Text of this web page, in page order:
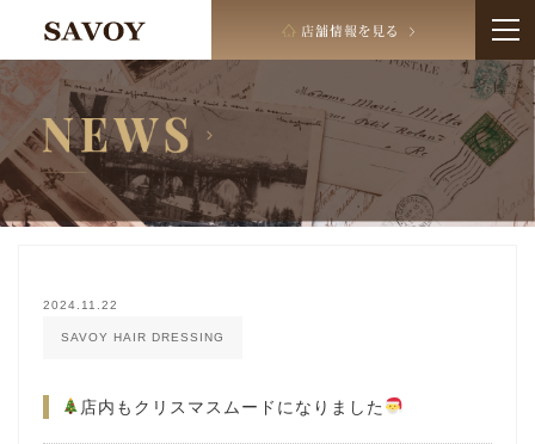
2024.11.22
SAVOY HAIR DRESSING
店内もクリスマスムードになりました